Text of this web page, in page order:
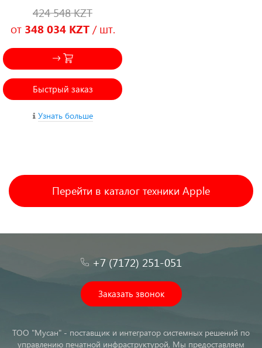
424 548 KZT
от 348 034 KZT/ шт.
Быстрый заказ
Узнать больше
Перейти в каталог техники Apple
+7 (7172) 251-051
Заказать звонок
ТОО "Мусан" - поставщик и интегратор системных решений по
управлению печатной инфраструктурой, Мы предоставляем